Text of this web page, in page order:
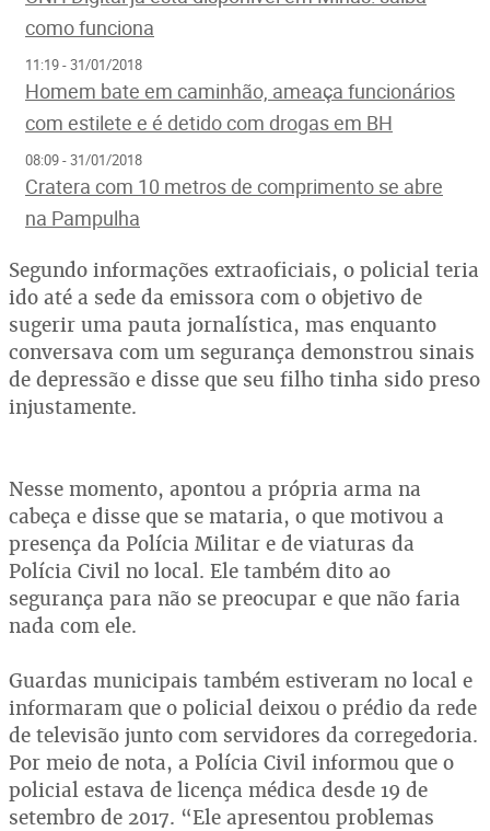
como funciona
11:19 - 31/01/2018
Homem bate em caminhão, ameaça funcionários
com estilete e é detido com drogas em BH
08:09 - 31/01/2018
Cratera com 10 metros de comprimento se abre
na Pampulha
Segundo informações extraoficiais, o policial teria
ido até a sede da emissora com o objetivo de
sugerir uma pauta jornalística, mas enquanto
conversava com um segurança demonstrou sinais
de depressão e disse que seu filho tinha sido preso
injustamente.
Nesse momento, apontou a própria arma na
cabeça e disse que se mataria, o que motivou a
presença da Polícia Militar e de viaturas da
Polícia Civil no local. Ele também dito ao
segurança para não se preocupar e que não faria
nada com ele.
Guardas municipais também estiveram no local e
informaram que o policial deixou o prédio da rede
de televisão junto com servidores da corregedoria.
Por meio de nota, a Polícia Civil informou que o
policial estava de licença médica desde 19 de
setembro de 2017. “Ele apresentou problemas